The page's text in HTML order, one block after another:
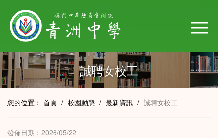
誠聘女校工
您的位置： 首頁 / 校園動態 / 最新資訊 / 誠聘女校工
發佈日期：2026/05/22